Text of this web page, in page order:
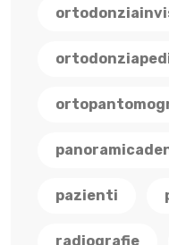
pazienti
radiografie